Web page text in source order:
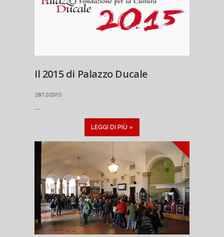
Il 2015 di Palazzo Ducale
28/12/2015
...
LEGGI DI PIÙ »